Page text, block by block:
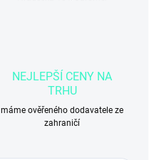
NEJLEPŠÍ CENY NA
TRHU
máme ověřeného dodavatele ze
zahraničí